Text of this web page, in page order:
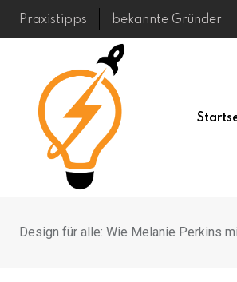
Skip
Praxistipps bekannte Gründer
Design für alle: Wie Melanie Perkins